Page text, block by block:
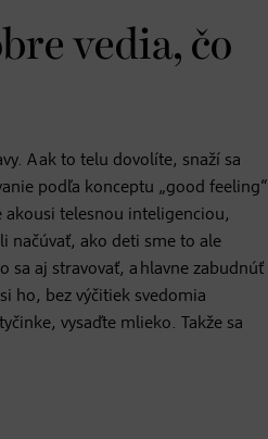
vedia, čo
A ak to telu dovolíte, snaží sa
podľa konceptu „good feeling“
akousi telesnou inteligenciou,
načúvať, ako deti sme to ale
sa aj stravovať, a hlavne zabudnúť
ho, bez výčitiek svedomia
vysaďte mlieko. Takže sa